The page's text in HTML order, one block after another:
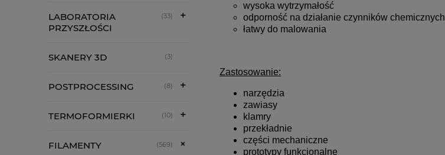
LABORATORIA
PRZYSZŁOŚCI
(33)
SKANERY 3D (3)
POSTPROCESSING (8)
TERMOFORMIERKI (10)
FILAMENTY (569)
wysoka wytrzymałość
odporność na działanie czynników chemicznych
łatwy do malowania
Zastosowanie:
narzędzia
zawiasy
klamry
przekładnie
części mechaniczne
prototypy funkcjonalne